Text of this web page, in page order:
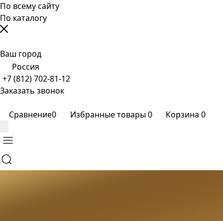
По всему сайту
По каталогу
Ваш город
Россия
+7 (812) 702-81-12
Заказать звонок
Сравнение0 Избранные товары0 Корзина 0